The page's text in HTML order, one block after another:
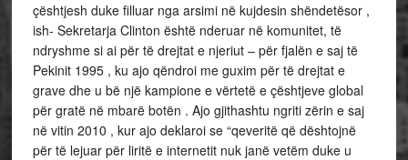
çështjesh duke filluar nga arsimi në kujdesin shëndetësor ,
ish- Sekretarja Clinton është nderuar në komunitet, të
ndryshme si ai për të drejtat e njeriut – për fjalën e saj të
Pekinit 1995 , ku ajo qëndroi me guxim për të drejtat e
grave dhe u bë një kampione e vërtetë e çështjeve global
për gratë në mbarë botën . Ajo gjithashtu ngriti zërin e saj
në vitin 2010 , kur ajo deklaroi se “qeveritë që dështojnë
për të lejuar për liritë e internetit nuk janë vetëm duke u